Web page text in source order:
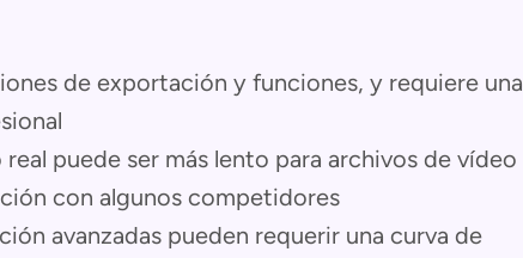
de exportación y funciones, y requiere una
puede ser más lento para archivos de vídeo
con algunos competidores
avanzadas pueden requerir una curva de